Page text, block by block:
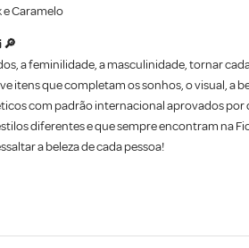
e Caramelo
🔎
a feminilidade, a masculinidade, tornar
itens que completam os sonhos, o visual, a
com padrão internacional aprovados por
diferentes e que sempre encontram na
a beleza de cada pessoa!